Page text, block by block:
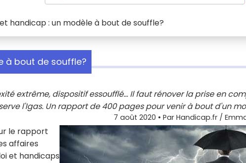
handicap : un modèle à bout de souffle?
à bout de souffle?
extrême, dispositif essoufflé... Il faut rénover la prise en
l'Igas. Un rapport de 400 pages pour venir à bout d'un
7 août 2020 • Par Handicap.fr /
le rapport
affaires
et handicaps